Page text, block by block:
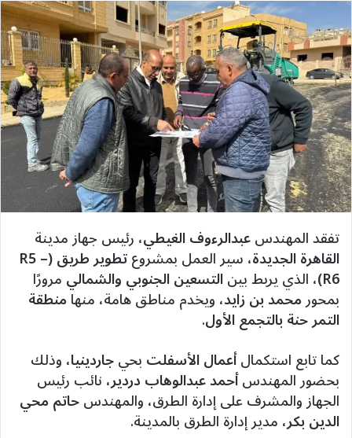
تفقد المهندسعبدالرءوف الغيطي، رئيس جهاز مدينة
القاهرة الجديدة، سير العمل بمشروع تطوير طريق (R5 –
R6) ، الذي يربط بينالتسعين الجنوبي والشماليمرورًا
بمحورمحمد بن زايد، ويخدم مناطق هامة، منهامنطقة
التمر حنة بالتجمع الأول.
كما تابع استكمالأعمال الأسفلتبحيجاردينيا، وذلك
بحضور المهندسأحمد عبدالوهاب دردير، نائب رئيس
الجهاز والمشرف على إدارة الطرق، والمهندسحاتم محي
الدين بكر، مدير إدارة الطرق بالمدينة.